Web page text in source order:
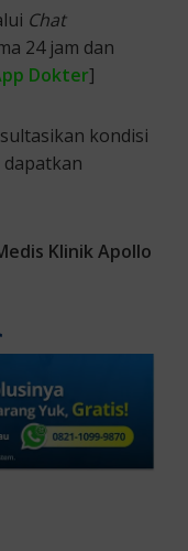
Chat
24 jam dan
Dokter]
kondisi
dapatkan
Klinik Apollo